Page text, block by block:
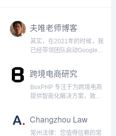
等需求拉动下，出口订单明显回
暖。行业从业者普遍感受到，市
场不再是简单的价格战，而是向
场景化、定制化解决方案转
夫唯老师博客
其实，在2021年的时候，我
已经带领团队启动Google
家之间来往封闭，某一天我
突发奇想，如果口罩结束，
岂不是有大量的外国人要来
中国？于是我安排因口罩正
收录很容易，竞争性不强的
长尾词，排名也很容易。谁
跨境电商研究
BoxPHP 专注于为跨境电商
提供智能化解决方案，致力
度融合，帮助企业快速提升
市场竞争力。基于
Changzhou Law
常州法律：您值得信赖的常